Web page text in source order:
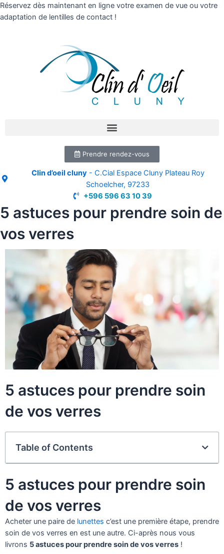
Réservez dès maintenant en ligne votre examen de vue ou votre
adaptation de lentilles de contact !
Prendre rendez-vous
Clin d’oeil cluny- C.Cial Espace Cluny Plateau Roy
Schoelcher, 97233
+596 596 63 10 39
5 astuces pour prendre soin de
vos verres
5 astuces pour prendre soin
de vos verres
Table of Contents
5 astuces pour prendre soin
de vos verres
Acheter une paire de lunettes c’est une première étape, prendre
soin de vos verres en est une autre. Ci-après nous vous
livrons 5 astuces pour prendre soin de vos verres !